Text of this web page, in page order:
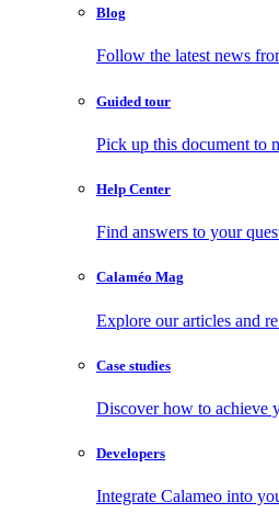
Blog
Follow the latest news
Guided tour
Pick up this document to
Help Center
Find answers to your
Calaméo Mag
Explore our articles and
Case studies
Discover how to achieve
Developers
Integrate Calameo into